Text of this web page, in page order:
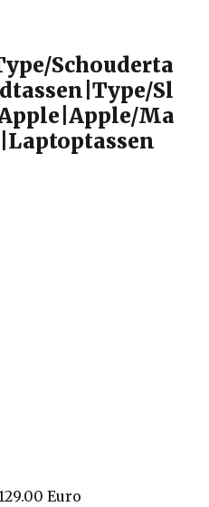
Schouderta
Sl
Ma
Euro